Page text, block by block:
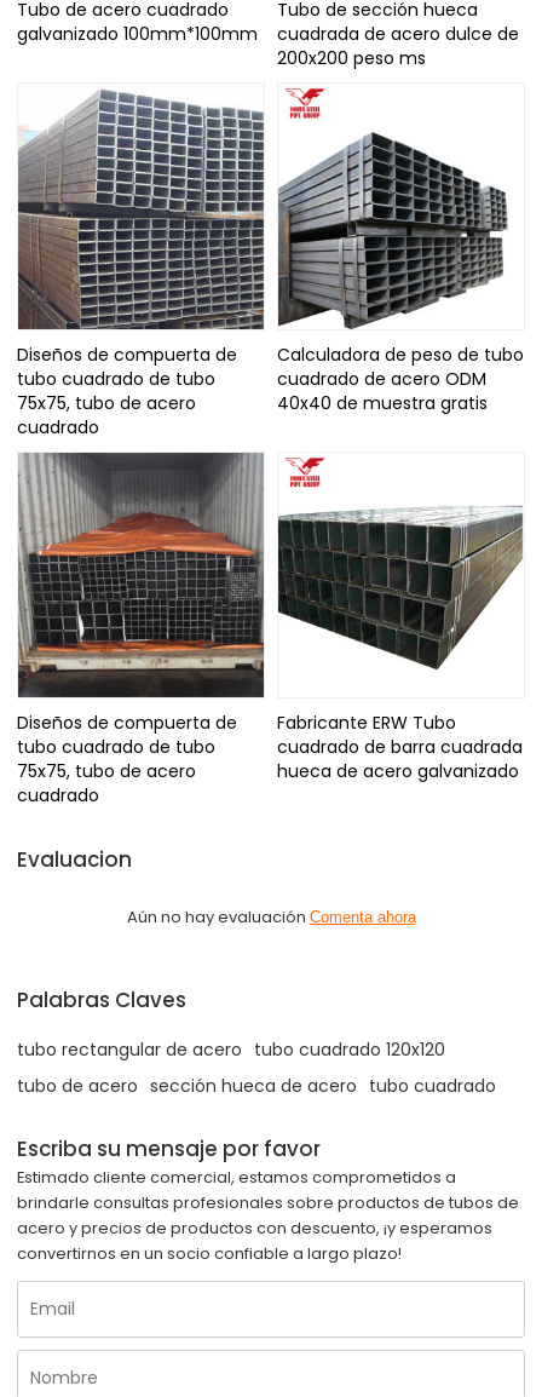
Tubo de acero cuadrado
galvanizado 100mm*100mm
Tubo de sección hueca
cuadrada de acero dulce de
200x200 peso ms
Diseños de compuerta de
tubo cuadrado de tubo
75x75, tubo de acero
cuadrado
Calculadora de peso de tubo
cuadrado de acero ODM
40x40 de muestra gratis
Diseños de compuerta de
tubo cuadrado de tubo
75x75, tubo de acero
cuadrado
Fabricante ERW Tubo
cuadrado de barra cuadrada
hueca de acero galvanizado
Evaluacion
Aún no hay evaluación Comenta ahora
Palabras Claves
tubo rectangular de acero tubo cuadrado 120x120
tubo de acero sección hueca de acero tubo cuadrado
Escriba su mensaje por favor
Estimado cliente comercial, estamos comprometidos a
brindarle consultas profesionales sobre productos de tubos de
acero y precios de productos con descuento, ¡y esperamos
convertirnos en un socio confiable a largo plazo!